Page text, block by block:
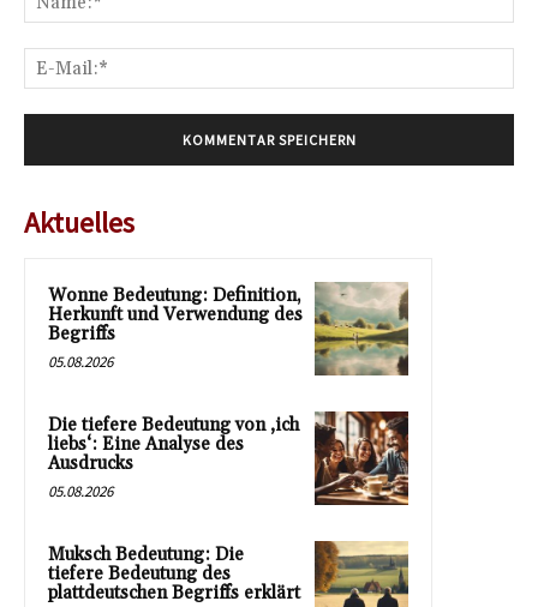
Aktuelles
Wonne Bedeutung: Definition,
Herkunft und Verwendung des
Begriffs
05.08.2026
Die tiefere Bedeutung von ‚ich
liebs‘: Eine Analyse des
Ausdrucks
05.08.2026
Muksch Bedeutung: Die
tiefere Bedeutung des
plattdeutschen Begriffs erklärt